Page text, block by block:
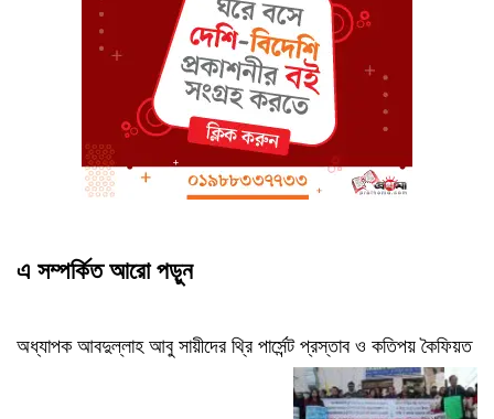
এ সম্পর্কিত আরো পড়ুন
অধ্যাপক আবদুল্লাহ আবু সায়ীদের থ্রি পার্সেন্ট প্রস্তাব ও কতিপয় কৈফিয়ত